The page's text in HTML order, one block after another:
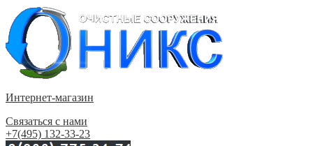
Интернет-магазин
Связаться с нами
+7(495) 132-33-23